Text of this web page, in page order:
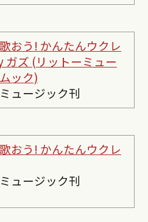
おう! かんたんウクレ
ガズ (リットーミュー
ック)
ュージック刊
おう! かんたんウクレ
ュージック刊